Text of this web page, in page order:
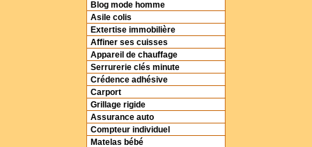
Blog mode homme
Asile colis
Extertise immobilière
Affiner ses cuisses
Appareil de chauffage
Serrurerie clés minute
Crédence adhésive
Carport
Grillage rigide
Assurance auto
Compteur individuel
Matelas bébé